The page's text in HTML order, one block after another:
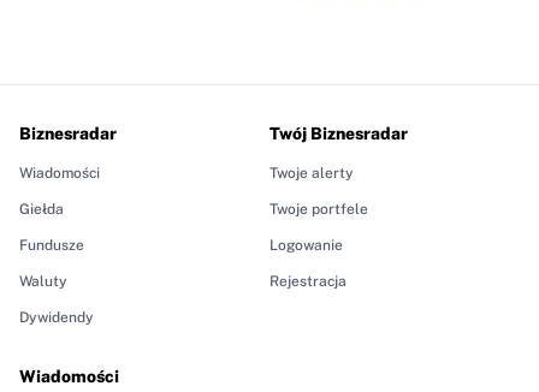
Biznesradar
Wiadomości
Giełda
Fundusze
Waluty
Dywidendy
Wiadomości
Twój Biznesradar
Twoje alerty
Twoje portfele
Logowanie
Rejestracja